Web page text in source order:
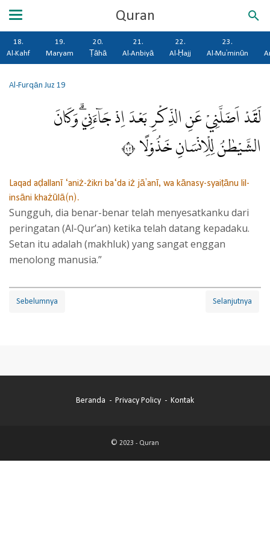
Quran
18.
Al-Kahf
19.
Maryam
20.
Ṭāhā
21.
Al-Anbiyā
22.
Al-Ḥajj
23.
Al-Mu'minūn
Al-FurqānJuz 19
لَقَدْ اَضَلَّنِيْ عَنِ الذِّكْرِ بَعْدَ اِذْ جَاۤءَنِيْۗ وَكَانَ
الشَّيْطٰنُ لِلْاِنْسَانِ خَذُوْلًا ٢٩
Laqad aḍallanī ‘aniż-żikri ba‘da iż jā'anī, wa kānasy-syaiṭānu lil-
insāni khażūlā(n).
Sungguh, dia benar-benar telah menyesatkanku dari
peringatan (Al-Qur’an) ketika telah datang kepadaku.
Setan itu adalah (makhluk) yang sangat enggan
menolong manusia.”
Sebelumnya Selanjutnya
Beranda Privacy Policy Kontak
© 2023 - Quran